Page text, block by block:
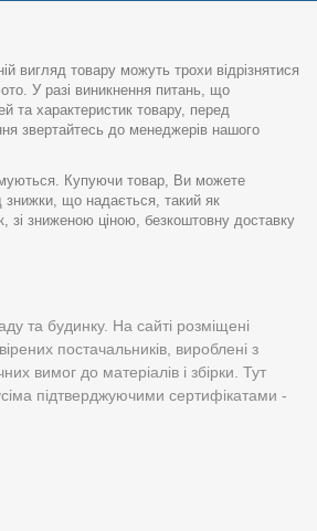
вигляд товару можуть трохи відрізнятися
У разі виникнення питань, що
та характеристик товару, перед
звертайтесь до менеджерів нашого
Купуючи товар, Ви можете
знижки, що надається, такий як
зі зниженою ціною, безкоштовну доставку
та будинку. На сайті розміщені
постачальників, вироблені з
вимог до матеріалів і збірки. Тут
підтверджуючими сертифікатами -